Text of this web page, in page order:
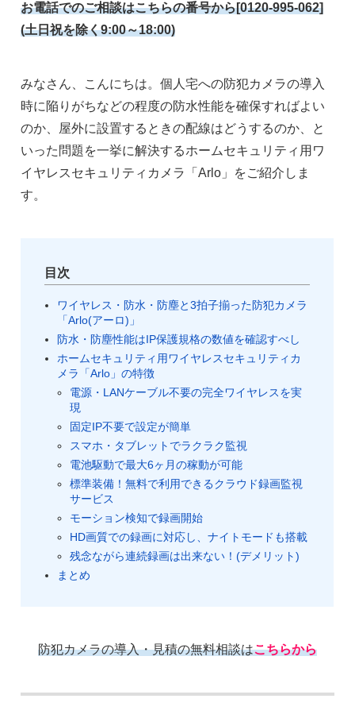
お電話でのご相談はこちらの番号から[0120-995-062]
(土日祝を除く9:00～18:00)
みなさん、こんにちは。個人宅への防犯カメラの導入
時に陥りがちなどの程度の防水性能を確保すればよい
のか、屋外に設置するときの配線はどうするのか、と
いった問題を一挙に解決するホームセキュリティ用ワ
イヤレスセキュリティカメラ「Arlo」をご紹介しま
す。
目次
ワイヤレス・防水・防塵と3拍子揃った防犯カメラ
「Arlo(アーロ)」
防水・防塵性能はIP保護規格の数値を確認すべし
ホームセキュリティ用ワイヤレスセキュリティカ
メラ「Arlo」の特徴
電源・LANケーブル不要の完全ワイヤレスを実
現
固定IP不要で設定が簡単
スマホ・タブレットでラクラク監視
電池駆動で最大6ヶ月の稼動が可能
標準装備！無料で利用できるクラウド録画監視
サービス
モーション検知で録画開始
HD画質での録画に対応し、ナイトモードも搭載
残念ながら連続録画は出来ない！(デメリット)
まとめ
防犯カメラの導入・見積の無料相談はこちらから